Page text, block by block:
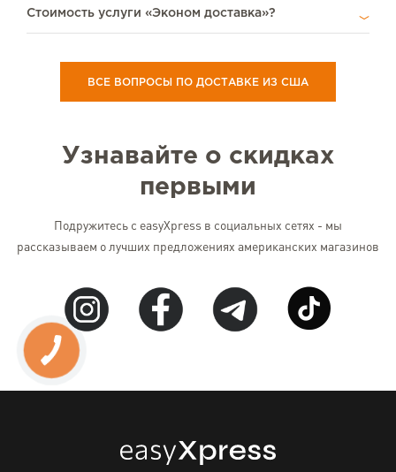
Стоимость услуги «Эконом доставка»?
ВСЕ ВОПРОСЫ ПО ДОСТАВКЕ ИЗ США
Узнавайте о скидках
первыми
Подружитесь с easyXpress в социальных сетях - мы
рассказываем о лучших предложениях американских магазинов